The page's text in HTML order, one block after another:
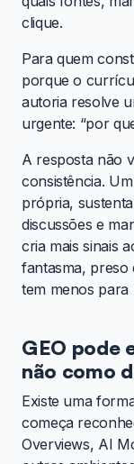
clique.
Para quem
porque o
autoria resolve
urgente: “por
A resposta não
consistência.
própria,
discussões e
cria mais sinais
fantasma, preso
tem menos para
GEO pode
não como
Existe uma
começa
Overviews, AI